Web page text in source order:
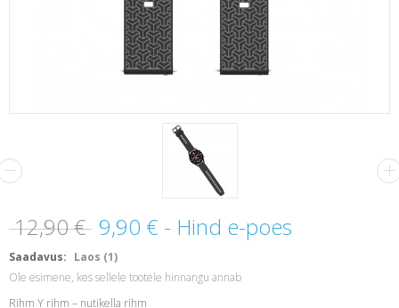
12,90 € 9,90 € - Hind e-poes
Saadavus: Laos (1)
Ole esimene, kes sellele tootele hinnangu annab
Rihm Y rihm – nutikella rihm